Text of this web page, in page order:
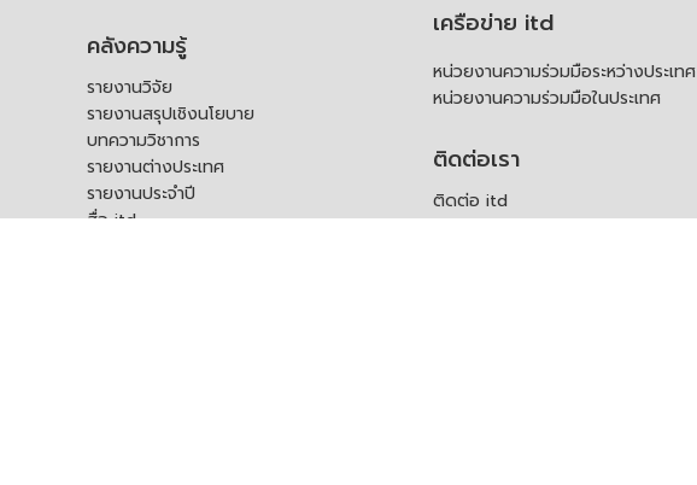
คลังความรู้
รายงานวิจัย
รายงานสรุปเชิงนโยบาย
บทความวิชาการ
รายงานต่างประเทศ
รายงานประจำปี
สื่อ itd
เครือข่าย itd
หน่วยงานความร่วมมือระหว่างประเทศ
หน่วยงานความร่วมมือในประเทศ
ติดต่อเรา
ติดต่อ itd